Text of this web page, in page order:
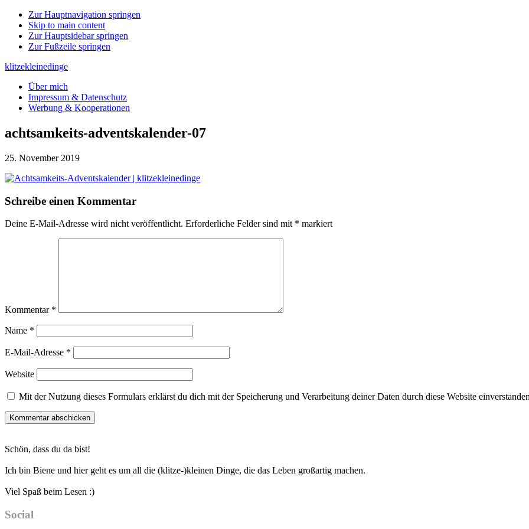
Zur Hauptnavigation springen
Skip to main content
Zur Hauptsidebar springen
Zur Fußzeile springen
klitzekleinedinge
Über mich
Impressum & Datenschutz
Werbung & Kooperationen
achtsamkeits-adventskalender-07
25. November 2019
Leser-
Schreibe einen Kommentar
Deine E-Mail-Adresse wird nicht veröffentlicht. Erforderliche Felder sind mit * markiert
Kommentar *
Name *
E-Mail-Adresse *
Website
Mit der Nutzung dieses Formulars erklärst du dich mit der Speicherung und Verarbeitung deiner Daten durch diese Website
Sidebar
Schön, dass du da bist!
Ich bin Biene und hier geht es um all die (klitze-)kleinen Dinge, die das Leben großartig machen.
Viel Spaß beim Lesen :)
Social